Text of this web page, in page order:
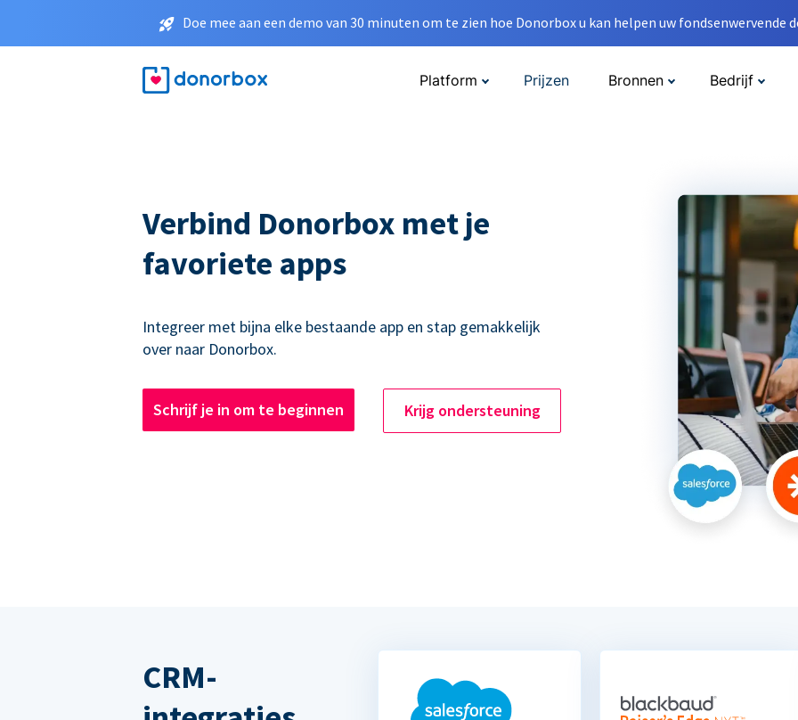
Doe mee aan een demo van 30 minuten om te zien hoe Donorbox u kan helpen uw fondsenwervende
Platform Prijzen Bronnen Bedrijf
Verbind Donorbox met je
favoriete apps
Integreer met bijna elke bestaande app en stap gemakkelijk
over naar Donorbox.
Schrijf je in om te beginnen Krijg ondersteuning
CRM-